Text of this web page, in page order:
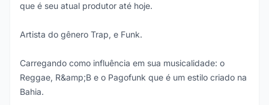
que é seu atual produtor até hoje.
Artista do gênero Trap, e Funk.
Carregando como influência em sua musicalidade: o
Reggae, R&amp;B e o Pagofunk que é um estilo criado na
Bahia.